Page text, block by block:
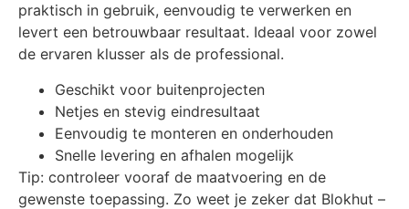
praktisch in gebruik, eenvoudig te verwerken en
levert een betrouwbaar resultaat. Ideaal voor zowel
de ervaren klusser als de professional.
Geschikt voor buitenprojecten
Netjes en stevig eindresultaat
Eenvoudig te monteren en onderhouden
Snelle levering en afhalen mogelijk
Tip: controleer vooraf de maatvoering en de
gewenste toepassing. Zo weet je zeker dat Blokhut –